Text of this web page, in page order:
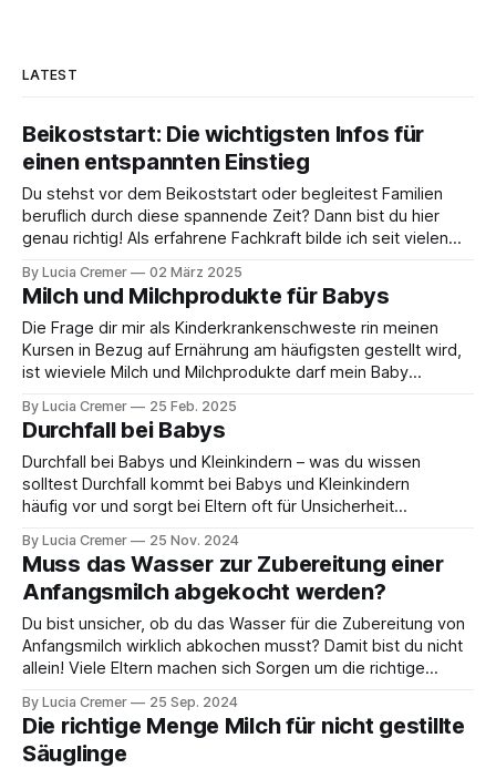
LATEST
Beikoststart: Die wichtigsten Infos für
einen entspannten Einstieg
Du stehst vor dem Beikoststart oder begleitest Familien
beruflich durch diese spannende Zeit? Dann bist du hier
genau richtig! Als erfahrene Fachkraft bilde ich seit vielen
und das nicht nur für Hebammen, sondern für alle, die mit
Kindern arbeiten. Auch viele Eltern profitieren
By Lucia Cremer 02 März 2025
Milch und Milchprodukte für Babys
Die Frage dir mir als Kinderkrankenschweste rin meinen
Kursen in Bezug auf Ernährung am häufigsten gestellt wird,
ist wieviele Milch und Milchprodukte darf mein Baby
Kind überhaupt Kuhmilch. Die Frage, wie viel Milch und
Milchprodukte ein Baby essen darf, begegnet mir
By Lucia Cremer 25 Feb. 2025
Durchfall bei Babys
Durchfall bei Babys und Kleinkindern – was du wissen
solltest Durchfall kommt bei Babys und Kleinkindern
häufig vor und sorgt bei Eltern oft für Unsicherheit
wichtig und wann solltest du unbedingt zum Arzt?
Hier findest du die wichtigsten Antworten und
praktische Tipps
By Lucia Cremer 25 Nov. 2024
Muss das Wasser zur Zubereitung einer
Anfangsmilch abgekocht werden?
Du bist unsicher, ob du das Wasser für die Zubereitung von
Anfangsmilch wirklich abkochen musst? Damit bist du nicht
allein! Viele Eltern machen sich Sorgen um die richtige
Abkochen wirklich notwendig ist – besonders, wenn das
Baby noch ganz klein ist. Vielleicht hast
By Lucia Cremer 25 Sep. 2024
Die richtige Menge Milch für nicht gestillte
Säuglinge